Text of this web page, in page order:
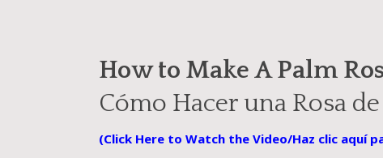
How to Make A Palm
Cómo Hacer una Rosa de
(Click Here to Watch the Video/Haz clic aquí